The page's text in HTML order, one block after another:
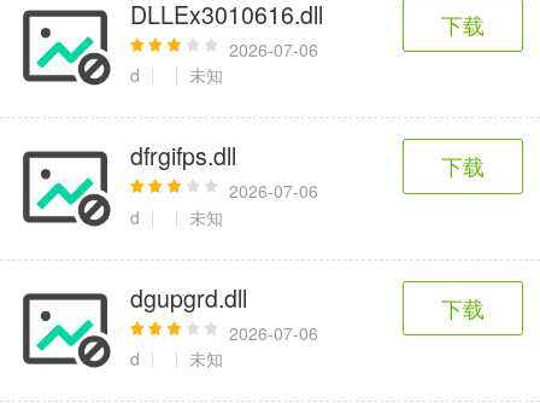
DLLEx3010616.dll
2026-07-06
d
未知
下载
dfrgifps.dll
2026-07-06
d
未知
下载
dgupgrd.dll
2026-07-06
d
未知
下载